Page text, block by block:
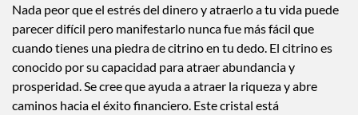
Nada peor que el estrés del dinero y atraerlo a tu vida puede
parecer difícil pero manifestarlo nunca fue más fácil que
cuando tienes una piedra de citrino en tu dedo. El citrino es
conocido por su capacidad para atraer abundancia y
prosperidad. Se cree que ayuda a atraer la riqueza y abre
caminos hacia el éxito financiero. Este cristal está